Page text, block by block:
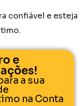
confiável e esteja
e
a sua
na Conta